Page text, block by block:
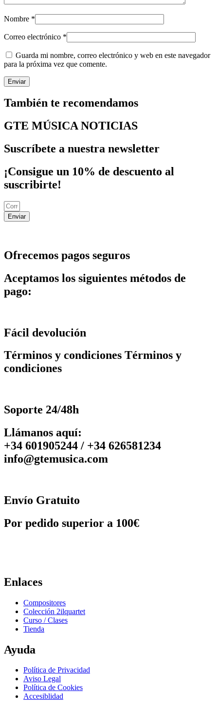
Nombre *
Correo electrónico *
Guarda mi nombre, correo electrónico y web en este navegador
para la próxima vez que comente.
También te recomendamos
GTE MÚSICA NOTICIAS
Suscríbete a nuestra newsletter
¡Consigue un 10% de descuento al
suscribirte!
Enviar
Ofrecemos pagos seguros
Aceptamos los siguientes métodos de
pago:
Fácil devolución
Términos y condiciones Términos y
condiciones
Soporte 24/48h
Llámanos aquí:
+34 601905244 / +34 626581234
info@gtemusica.com
Envío Gratuito
Por pedido superior a 100€
Enlaces
Compositores
Colección 2ilquartet
Curso / Clases
Tienda
Ayuda
Política de Privacidad
Aviso Legal
Política de Cookies
Accesiblidad